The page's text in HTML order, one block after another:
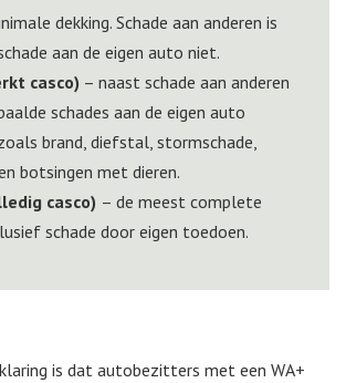
dekking. Schade aan anderen is
aan de eigen auto niet.
casco) – naast schade aan anderen
schades aan de eigen auto
brand, diefstal, stormschade,
botsingen met dieren.
casco) – de meest complete
schade door eigen toedoen.
is dat autobezitters met een WA+